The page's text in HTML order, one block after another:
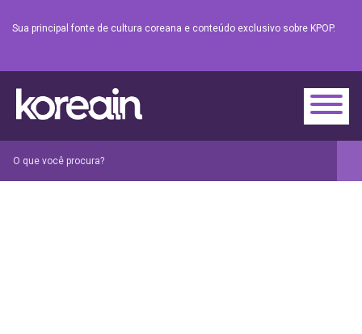
Sua principal fonte de cultura coreana e conteúdo exclusivo sobre KPOP.